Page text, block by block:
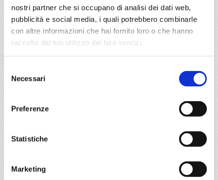
nostri partner che si occupano di analisi dei dati web,
pubblicità e social media, i quali potrebbero combinarle
con altre informazioni che hai fornito loro o che hanno
raccolto dal tuo utilizzo dei loro servizi.
delNecessari
Preferenze
Statistiche
Marketing
Mediterraneo8 giorni
daBariconCosta Deliziosa